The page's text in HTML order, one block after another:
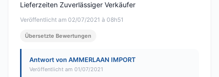
Veröffentlicht am 02/07/2021 à 08h51
Lieferzeiten Zuverlässiger Verkäufer
Übersetzte Bewertungen
Antwort von AMMERLAAN IMPORT
Veröffentlicht am 01/07/2021